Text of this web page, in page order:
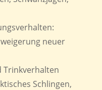
neuer
Trinkverhalten
Schlingen,